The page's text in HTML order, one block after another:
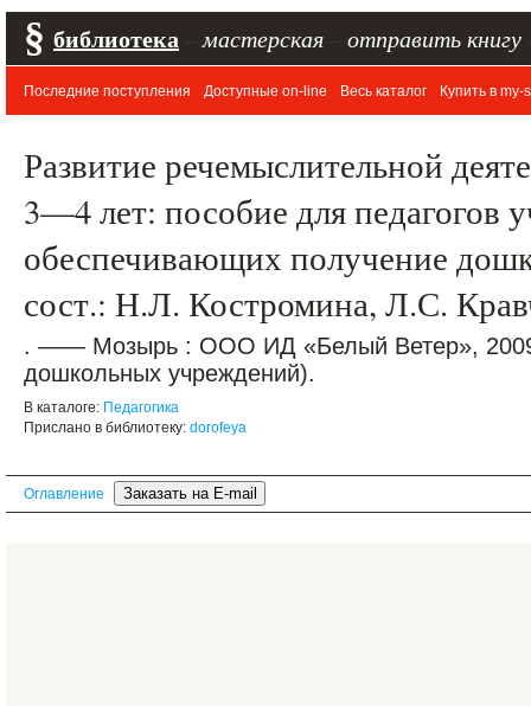
§ библиотека мастерская отправить книгу
Последние поступления Доступные on-line Весь каталог Купить в my-
Развитие речемыслительной
3—4 лет: пособие для педагогов
обеспечивающих получение
сост.: Н.Л. Костромина, Л.С.
. —— Мозырь : ООО ИД «Белый Ветер»,
дошкольных учреждений).
В каталоге: Педагогика
Прислано в библиотеку: dorofeya
Оглавление